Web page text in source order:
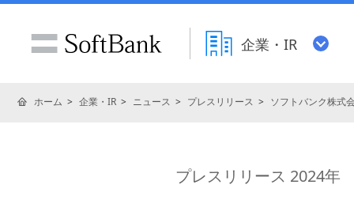
企業・IR
ホーム 企業・IR ニュース プレスリリース ソフトバンク株式
プレスリリース 2024年